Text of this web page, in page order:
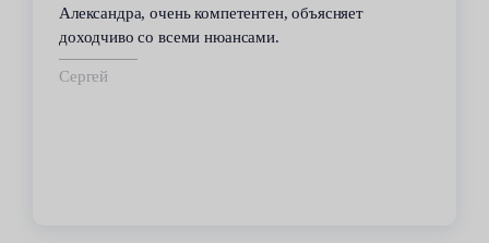
Александра, очень компетентен, объясняет
доходчиво со всеми нюансами.
Сергей